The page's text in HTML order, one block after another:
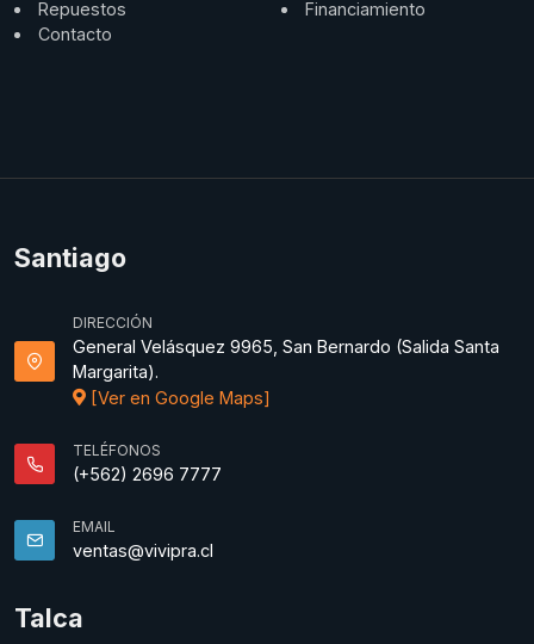
Repuestos
Contacto
Financiamiento
Santiago
DIRECCIÓN
General Velásquez 9965, San Bernardo (Salida Santa
Margarita).
[Ver en Google Maps]
TELÉFONOS
(+562) 2696 7777
EMAIL
ventas@vivipra.cl
Talca